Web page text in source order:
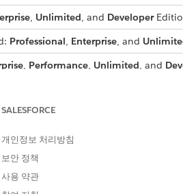
, Unlimited, and Developer
Professional, Enterprise, and
, Performance, Unlimited, and
andUnlimited
Enterprise,Unlimited
,Performance
, Performance
SALESFORCE
개인정보 처리방침
보안 정책
사용 약관